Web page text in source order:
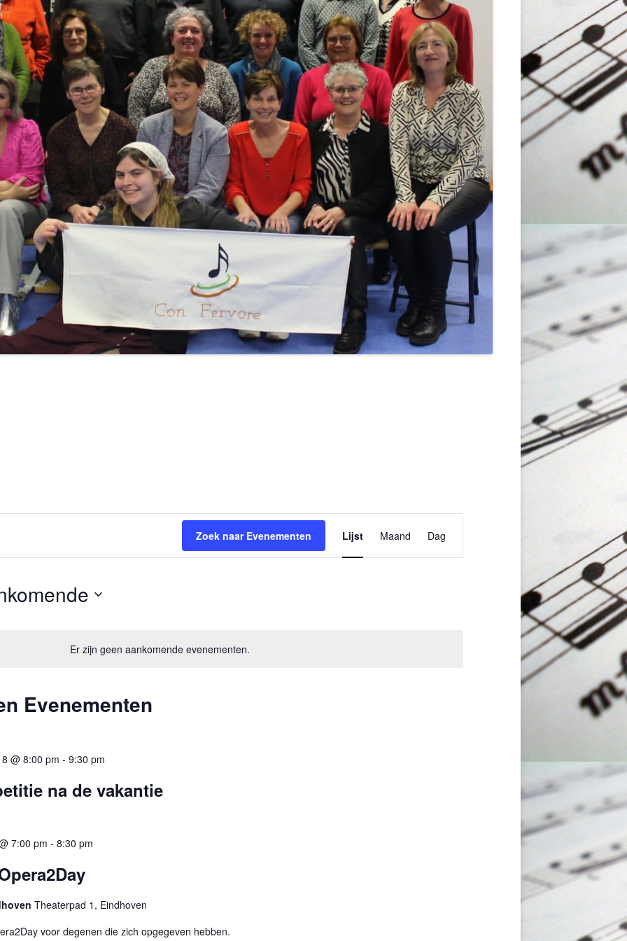
FOTO’S KERSTCONCERT 2014
FOTO’S OPTREDEN BAZAAR
BOXTEL 2015
FOTO’S BENEFIETCONCERT MET
POPKOOR JUKEBOX
FOTO’S JUBILEUMCONCERT
GEMENGD KOOR BEST
FOTO’S REPETITIE VOOR
OPTREDEN MET BIG BAND
FOTO’S KERSTCONCERT 2018
Er zijn geen aankomende evenementen.
Zoek naar Evenementen
Evenement
navigatie
Lijst Maand Dag
Evenementen
@ 8:00 pm - 9:30 pm
na de vakantie
7:00 pm - 8:30 pm
Theaterpad 1, Eindhoven
voor degenen die zich opgegeven hebben.